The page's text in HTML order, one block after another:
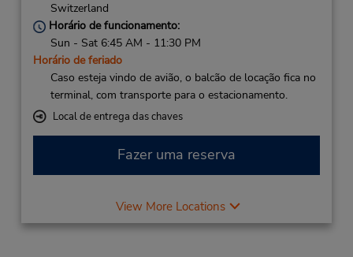
Switzerland
Horário de funcionamento:
Sun - Sat 6:45 AM - 11:30 PM
Horário de feriado
Caso esteja vindo de avião, o balcão de locação fica no
terminal, com transporte para o estacionamento.
Local de entrega das chaves
Fazer uma reserva
View More Locations